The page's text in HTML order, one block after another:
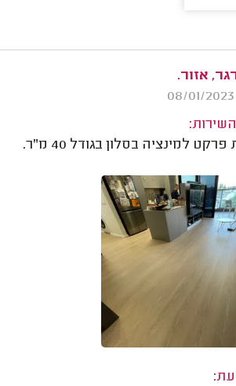
אזור.
למינציה בסלון בגודל 40 מ"ר.